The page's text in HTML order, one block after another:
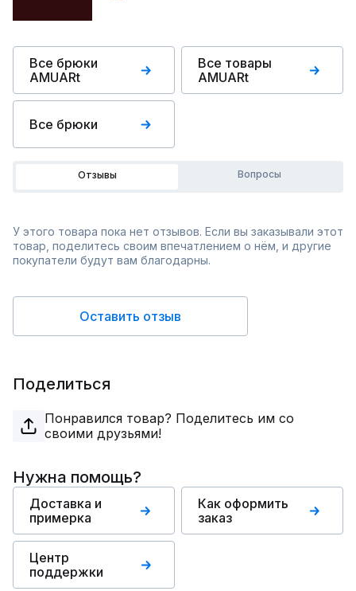
Все брюки
AMUARt
Все товары
AMUARt
Все брюки
Отзывы Вопросы
У этого товара пока нет отзывов. Если вы заказывали этот
товар, поделитесь своим впечатлением о нём, и другие
покупатели будут вам благодарны.
Оставить отзыв
Поделиться
Понравился товар? Поделитесь им со
своими друзьями!
Нужна помощь?
Доставка и
примерка
Как оформить
заказ
Центр
поддержки